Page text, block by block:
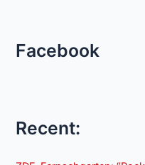
Facebook
Recent: